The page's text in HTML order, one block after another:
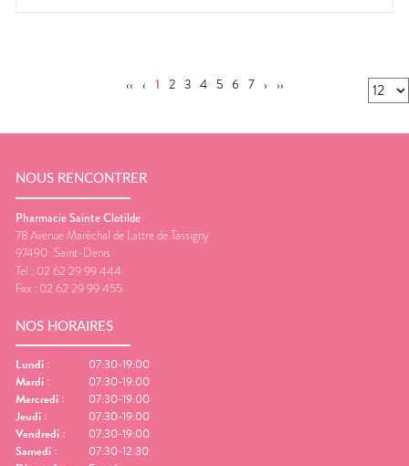
‹‹ ‹ 1 2 3 4 5 6 7 › ››
NOUS RENCONTRER
Pharmacie Sainte Clotilde
78 Avenue Maréchal de Lattre de Tassigny
97490 Saint-Denis
Tel : 02 62 29 99 444
Fax : 02 62 29 99 455
NOS HORAIRES
Lundi :
07:30-19:00
Mardi :
07:30-19:00
Mercredi :
07:30-19:00
Jeudi :
07:30-19:00
Vendredi :
07:30-19:00
Samedi :
07:30-12:30